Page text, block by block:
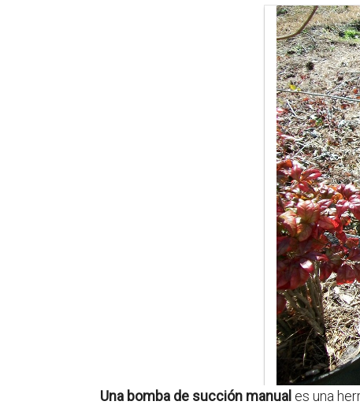
Una bomba de succión manual es una